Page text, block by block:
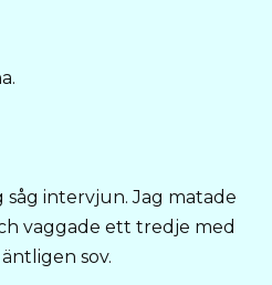
intervjun. Jag matade
vaggade ett tredje med
sov.